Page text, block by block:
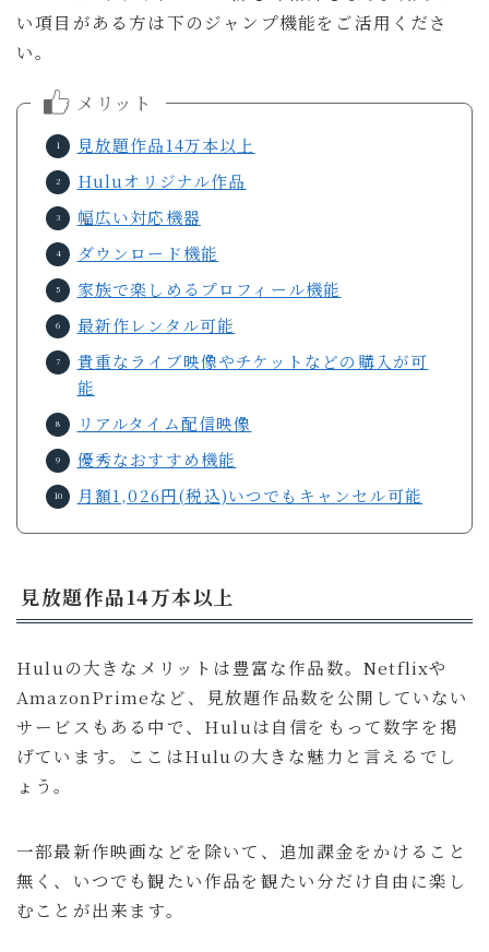
い項目がある方は下のジャンプ機能をご活用くださ
い。
メリット
見放題作品14万本以上
Huluオリジナル作品
幅広い対応機器
ダウンロード機能
家族で楽しめるプロフィール機能
最新作レンタル可能
貴重なライブ映像やチケットなどの購入が可
能
リアルタイム配信映像
優秀なおすすめ機能
月額1,026円(税込)いつでもキャンセル可能
見放題作品14万本以上
Huluの大きなメリットは豊富な作品数。Netflixや
AmazonPrimeなど、見放題作品数を公開していない
サービスもある中で、Huluは自信をもって数字を掲
げています。ここはHuluの大きな魅力と言えるでし
ょう。
一部最新作映画などを除いて、追加課金をかけること
無く、いつでも観たい作品を観たい分だけ自由に楽し
むことが出来ます。